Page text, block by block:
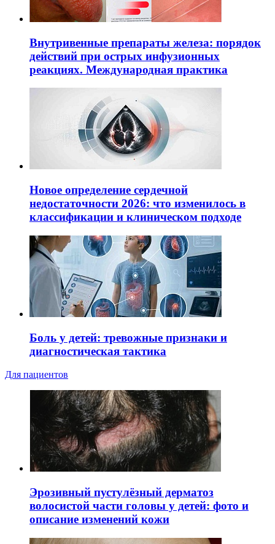
Внутривенные препараты железа: порядок
действий при острых инфузионных
реакциях. Международная практика
Новое определение сердечной
недостаточности 2026: что изменилось в
классификации и клиническом подходе
Боль у детей: тревожные признаки и
диагностическая тактика
Для пациентов
Эрозивный пустулёзный дерматоз
волосистой части головы у детей: фото и
описание изменений кожи